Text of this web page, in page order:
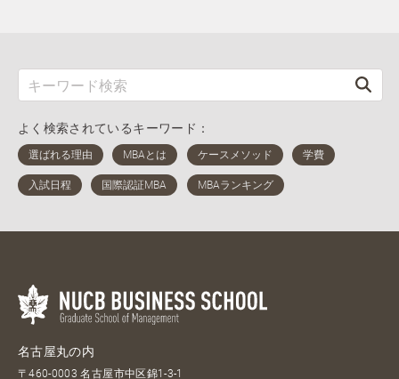
よく検索されているキーワード：
名古屋丸の内
〒460-0003 名古屋市中区錦1-3-1